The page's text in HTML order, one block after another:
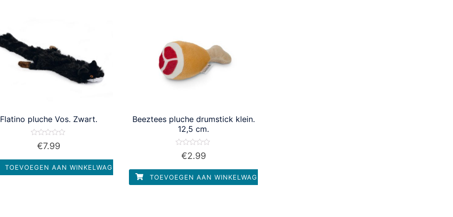
Flatino pluche Vos. Zwart.
Waardering
5
€7.99
TOEVOEGEN AAN WINKELWAGEN
Beeztees pluche drumstick klein.
12,5 cm.
Waardering
5
€2.99
TOEVOEGEN AAN WINKELWAGEN